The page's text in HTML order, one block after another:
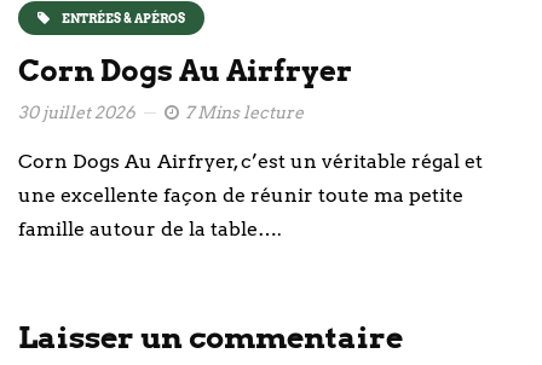
ENTRÉES & APÉROS
Corn Dogs Au Airfryer
30 juillet 2026 7 Mins lecture
Corn Dogs Au Airfryer, c’est un véritable régal et
une excellente façon de réunir toute ma petite
famille autour de la table….
Laisser un commentaire